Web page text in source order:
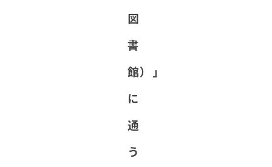
図
書
館）」
に
通
う